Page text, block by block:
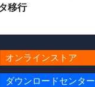
移行
オンラインストア
ダウンロードセンター